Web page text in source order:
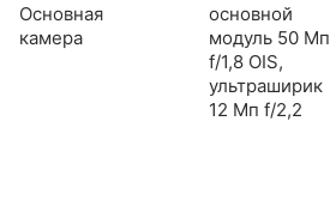
Основная
камера
основной
модуль 50 Мп
f/1,8 OIS,
ультраширик
12 Мп f/2,2